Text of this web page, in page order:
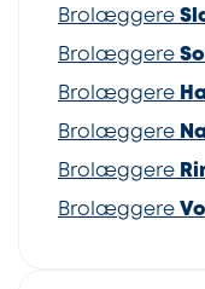
Brolæggere
Brolæggere
Brolæggere
Brolæggere
Brolæggere
Brolæggere